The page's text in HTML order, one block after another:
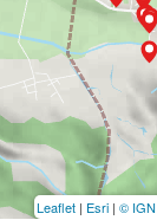
Leaflet | Esri | © IGN